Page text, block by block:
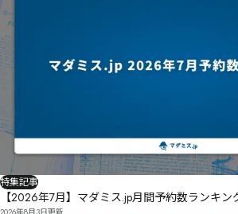
特集記事
【2026年7月】マダミス.jp月間予約数ランキン